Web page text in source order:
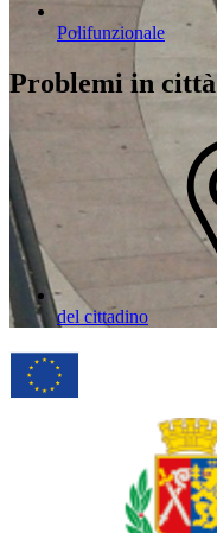
Polifunzionale
Problemi in città
del cittadino